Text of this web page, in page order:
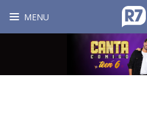
MENU